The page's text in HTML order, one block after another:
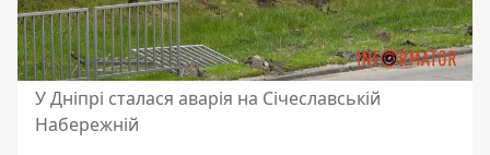
У Дніпрі сталася аварія на Січеславській
Набережній